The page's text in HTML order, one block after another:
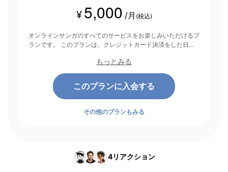
¥ 5,000 /月 (税込)
オンラインサンガのすべてのサービスをお楽しみいただけるプ
ランです。 このプランは、クレジットカード決済をした日を
もっとみる
このプランに入会する
その他のプランもみる
4リアクション